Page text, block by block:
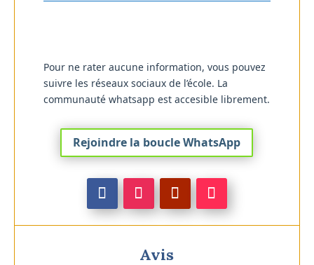
Pour ne rater aucune information, vous pouvez
suivre les réseaux sociaux de l’école. La
communauté whatsapp est accesible librement.
Rejoindre la boucle WhatsApp
Avis